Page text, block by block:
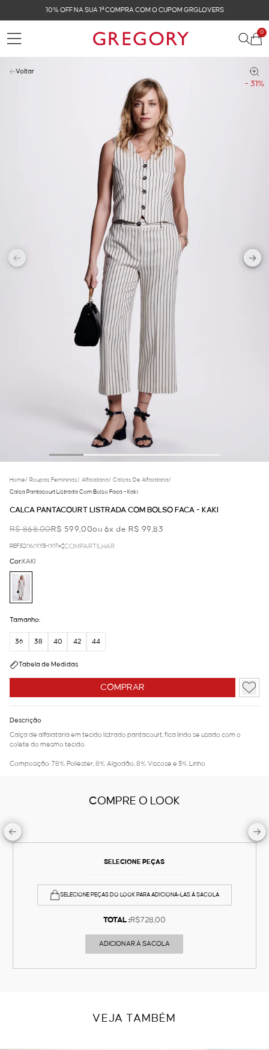
10% OFF NA SUA 1ª COMPRA COM O CUPOM GRGLOVERS
0
- 31%
Voltar
Home/ Roupas Femininas/ Alfaiataria/ Calcas De Alfaiataria/
Calca Pantacourt Listrada Com Bolso Faca - Kaki
CALCA PANTACOURT LISTRADA COM BOLSO FACA - KAKI
R$ 868,00R$ 599,00ou 6x de R$ 99,83
REF.52.06.0013-007 COMPARTILHAR
COMPRAR
Cor:KAKI
Tamanho:
36 38 40 42 44
Tabela de Medidas
Descrição
Calça de alfaiataria em tecido listrado pantacourt, fica lindo se usado com o
colete do mesmo tecido.
Composição: 78% Poliéster, 8% Algodão, 8% Viscose e 5% Linho
COMPRE O LOOK
SELECIONE PEÇAS
SELECIONE PEÇAS DO LOOK PARA ADICIONÁ-LAS À SACOLA
TOTAL :R$728,00
ADICIONAR À SACOLA
VEJA TAMBÉM